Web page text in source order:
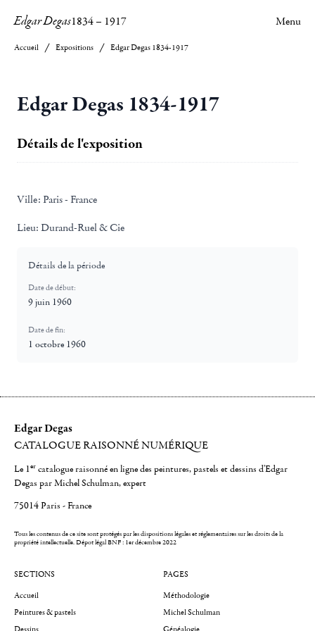
Edgar Degas1834– 1917 Menu
Accueil Expositions Edgar Degas 1834-1917
Edgar Degas 1834-1917
Détails de l'exposition
Ville: Paris - France
Lieu: Durand-Ruel & Cie
Détails de la période
Date de début:
9 juin 1960
Date de fin:
1 octobre 1960
Edgar Degas
CATALOGUE RAISONNÉ NUMÉRIQUE
Le 1er catalogue raisonné en ligne des peintures, pastels et dessins d'Edgar
Degas par Michel Schulman, expert
75014 Paris - France
Tous les contenus de ce site sont protégés par les dispositions légales et réglementaires sur les droits de la
propriété intellectuelle.Dépot légal BNF : 1er décembre 2022
SECTIONS
Accueil
Peintures & pastels
PAGES
Méthodologie
Michel Schulman